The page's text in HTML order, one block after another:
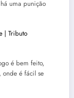
uma punição
| Tributo
é bem feito,
onde é fácil se